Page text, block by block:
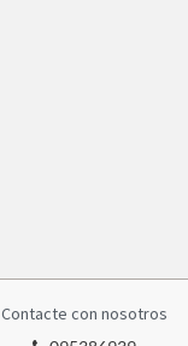
Contacte con nosotros